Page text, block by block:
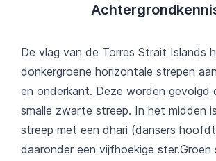
De vlag van de Torres Strait Islands
donkergroene horizontale strepen
en onderkant. Deze worden gevolgd
smalle zwarte streep. In het midden
streep met een dhari (dansers
daaronder een vijfhoekige ster.Groen